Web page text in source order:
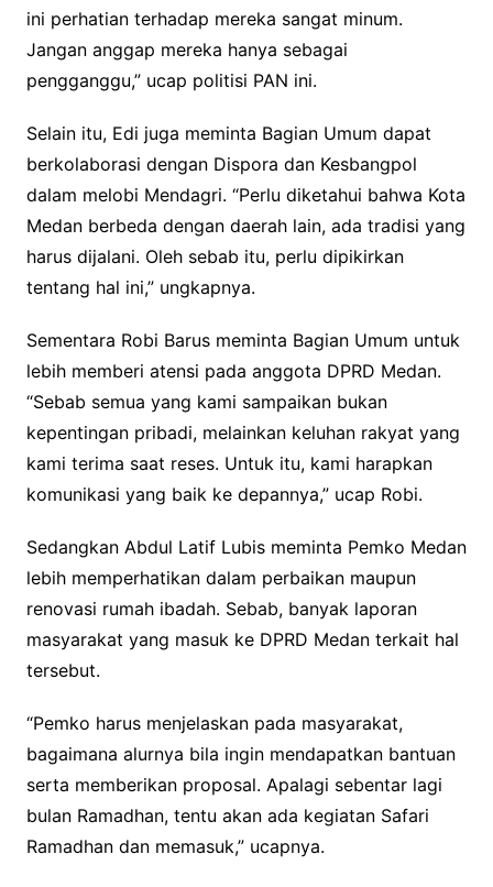
ini perhatian terhadap mereka sangat minum.
Jangan anggap mereka hanya sebagai
pengganggu,” ucap politisi PAN ini.
Selain itu, Edi juga meminta Bagian Umum dapat
berkolaborasi dengan Dispora dan Kesbangpol
dalam melobi Mendagri. “Perlu diketahui bahwa Kota
Medan berbeda dengan daerah lain, ada tradisi yang
harus dijalani. Oleh sebab itu, perlu dipikirkan
tentang hal ini,” ungkapnya.
Sementara Robi Barus meminta Bagian Umum untuk
lebih memberi atensi pada anggota DPRD Medan.
“Sebab semua yang kami sampaikan bukan
kepentingan pribadi, melainkan keluhan rakyat yang
kami terima saat reses. Untuk itu, kami harapkan
komunikasi yang baik ke depannya,” ucap Robi.
Sedangkan Abdul Latif Lubis meminta Pemko Medan
lebih memperhatikan dalam perbaikan maupun
renovasi rumah ibadah. Sebab, banyak laporan
masyarakat yang masuk ke DPRD Medan terkait hal
tersebut.
“Pemko harus menjelaskan pada masyarakat,
bagaimana alurnya bila ingin mendapatkan bantuan
serta memberikan proposal. Apalagi sebentar lagi
bulan Ramadhan, tentu akan ada kegiatan Safari
Ramadhan dan memasuk,” ucapnya.